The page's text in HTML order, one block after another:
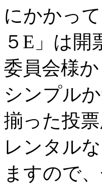
にかかっ
５E」は
委員会様
シンプル
揃った投
レンタル
ますので